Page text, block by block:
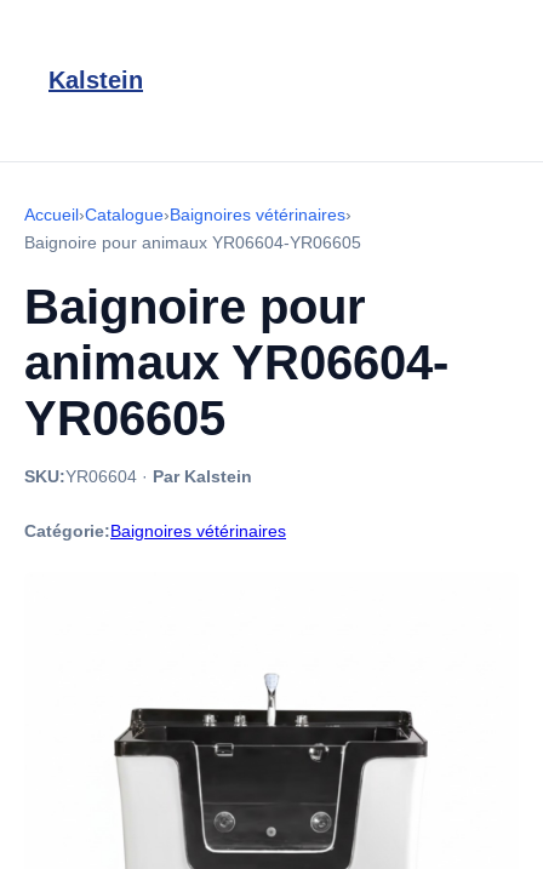
Kalstein
Accueil›Catalogue›Baignoires vétérinaires›
Baignoire pour animaux YR06604-YR06605
Baignoire pour
animaux YR06604-
YR06605
SKU:YR06604 · Par Kalstein
Catégorie:Baignoires vétérinaires